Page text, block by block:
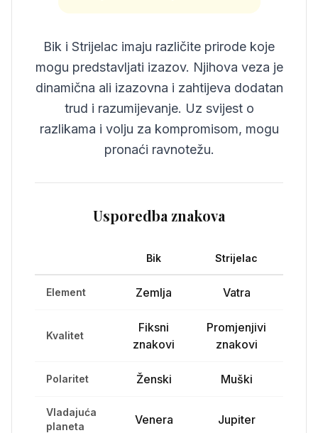
Bik i Strijelac imaju različite prirode koje
mogu predstavljati izazov. Njihova veza je
dinamična ali izazovna i zahtijeva dodatan
trud i razumijevanje. Uz svijest o
razlikama i volju za kompromisom, mogu
pronaći ravnotežu.
Usporedba znakova
Bik Strijelac
Element Zemlja Vatra
Kvalitet
Fiksni
znakovi
Promjenjivi
znakovi
Polaritet Ženski Muški
Vladajuća
planeta
Venera Jupiter